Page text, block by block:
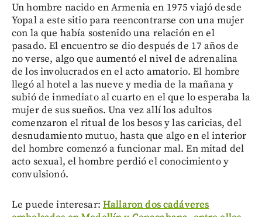
Un hombre nacido en Armenia en 1975 viajó desde
Yopal a este sitio para reencontrarse con una mujer
con la que había sostenido una relación en el
pasado. El encuentro se dio después de 17 años de
no verse, algo que aumentó el nivel de adrenalina
de los involucrados en el acto amatorio. El hombre
llegó al hotel a las nueve y media de la mañana y
subió de inmediato al cuarto en el que lo esperaba la
mujer de sus sueños. Una vez allí los adultos
comenzaron el ritual de los besos y las caricias, del
desnudamiento mutuo, hasta que algo en el interior
del hombre comenzó a funcionar mal. En mitad del
acto sexual, el hombre perdió el conocimiento y
convulsionó.
Le puede interesar: Hallaron dos cadáveres